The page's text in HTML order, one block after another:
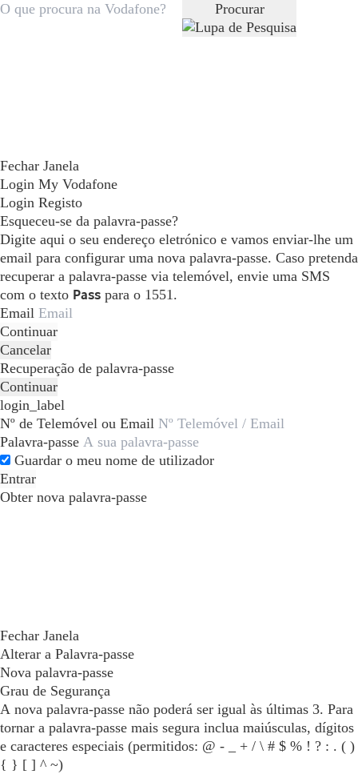
Procurar
Fechar Janela
Login My Vodafone
Login Registo
Esqueceu-se da palavra-passe?
Digite aqui o seu endereço eletrónico e vamos enviar-lhe um
email para configurar uma nova palavra-passe. Caso pretenda
recuperar a palavra-passe via telemóvel, envie uma SMS
com o texto Pass para o 1551.
Email
Continuar
Cancelar
Recuperação de palavra-passe
Continuar
login_label
Nº de Telemóvel ou Email
Palavra-passe
Guardar o meu nome de utilizador
Entrar
Obter nova palavra-passe
Fechar Janela
Alterar a Palavra-passe
Nova palavra-passe
Grau de Segurança
A nova palavra-passe não poderá ser igual às últimas 3. Para
tornar a palavra-passe mais segura inclua maiúsculas, dígitos
e caracteres especiais (permitidos: @ - _ + / \ # $ % ! ? : . ( )
{ } [ ] ^ ~)